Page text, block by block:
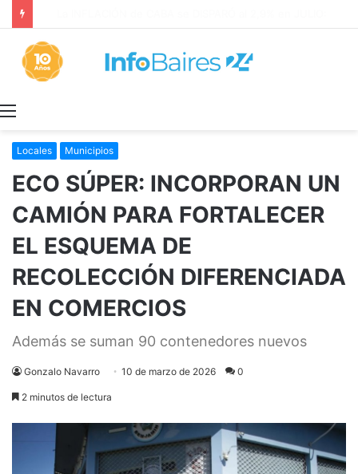
Locales Municipios
ECO SÚPER: INCORPORAN UN
CAMIÓN PARA FORTALECER
EL ESQUEMA DE
RECOLECCIÓN DIFERENCIADA
EN COMERCIOS
Además se suman 90 contenedores nuevos
Gonzalo Navarro 10 de marzo de 2026 0
2 minutos de lectura